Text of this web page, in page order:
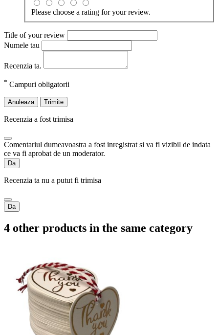
Please choose a rating for your review.
Title of your review
Numele tau
Recenzia ta.
* Campuri obligatorii
Anuleaza Trimite
Recenzia a fost trimisa
Comentariul dumeavoastra a fost inregistrat si va fi vizibil de indata
ce va fi aprobat de un moderator.
Da
Recenzia ta nu a putut fi trimisa
Da
4 other products in the same category